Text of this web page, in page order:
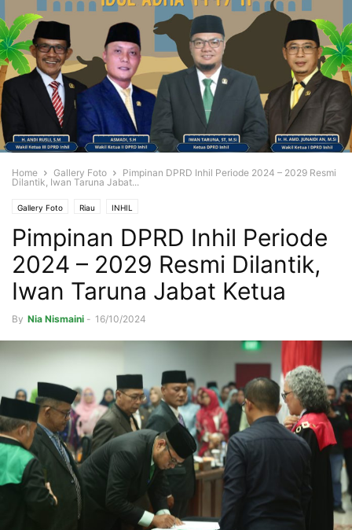
Home Gallery Foto
Pimpinan DPRD Inhil Periode 2024 – 2029 Resmi
Dilantik, Iwan Taruna Jabat...
Gallery Foto Riau INHIL
Pimpinan DPRD Inhil Periode
2024 – 2029 Resmi Dilantik,
Iwan Taruna Jabat Ketua
By Nia Nismaini - 16/10/2024